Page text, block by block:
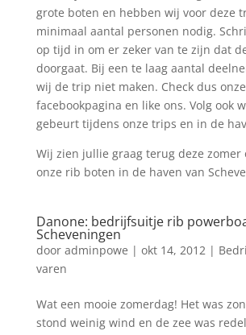
grote boten en hebben wij voor deze
minimaal aantal personen nodig.
op tijd in om er zeker van te zijn dat
doorgaat. Bij een te laag aantal
wij de trip niet maken. Check dus onze
facebookpagina en like ons. Volg ook
gebeurt tijdens onze trips en in de
Wij zien jullie graag terug deze zomer
onze rib boten in de haven van
Danone: bedrijfsuitje rib
Scheveningen
door adminpowe | okt 14, 2012|
varen
Wat een mooie zomerdag! Het was
stond weinig wind en de zee was